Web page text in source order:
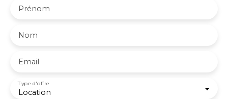
Prénom
Nom
Email
Location
Type d'offre